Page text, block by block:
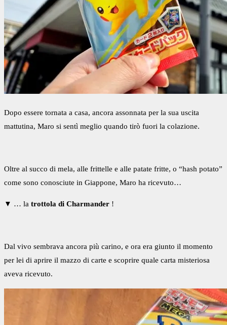
Dopo essere tornata a casa, ancora assonnata per la sua uscita
mattutina, Maro si sentì meglio quando tirò fuori la colazione.
Oltre al succo di mela, alle frittelle e alle patate fritte, o “hash potato”
come sono conosciute in Giappone, Maro ha ricevuto…
▼ … la trottola di Charmander !
Dal vivo sembrava ancora più carino, e ora era giunto il momento
per lei di aprire il mazzo di carte e scoprire quale carta misteriosa
aveva ricevuto.